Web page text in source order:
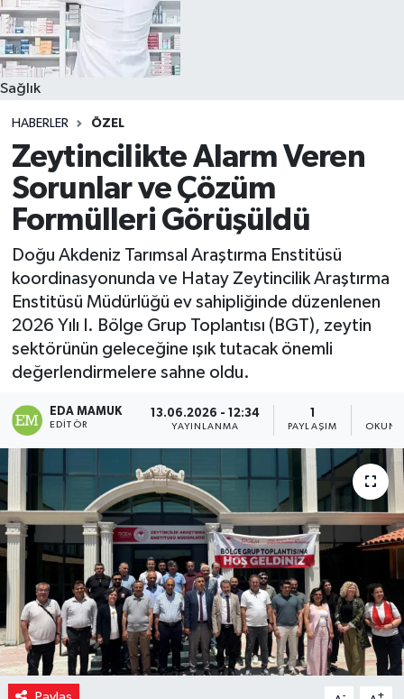
Sağlık
HABERLER ÖZEL
Zeytincilikte Alarm Veren
Sorunlar ve Çözüm
Formülleri Görüşüldü
Doğu Akdeniz Tarımsal Araştırma Enstitüsü
koordinasyonunda ve Hatay Zeytincilik Araştırma
Enstitüsü Müdürlüğü ev sahipliğinde düzenlenen
2026 Yılı I. Bölge Grup Toplantısı (BGT), zeytin
sektörünün geleceğine ışık tutacak önemli
değerlendirmelere sahne oldu.
EDA MAMUK
EDITÖR
13.06.2026 - 12:34
YAYINLANMA PAYLAŞIM
- +